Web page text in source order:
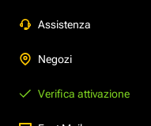
Assistenza
Negozi
Verifica attivazione